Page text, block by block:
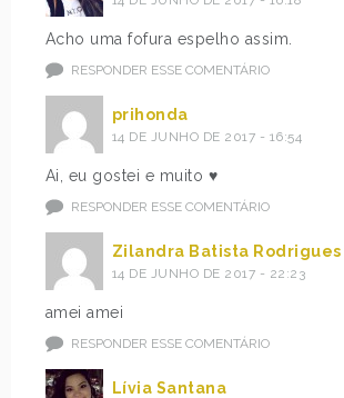
Acho uma fofura espelho assim.
RESPONDER ESSE COMENTÁRIO
prihonda
14 DE JUNHO DE 2017 - 16:54
Ai, eu gostei e muito ♥
RESPONDER ESSE COMENTÁRIO
Zilandra Batista Rodrigues
14 DE JUNHO DE 2017 - 22:23
amei amei
RESPONDER ESSE COMENTÁRIO
Lívia Santana